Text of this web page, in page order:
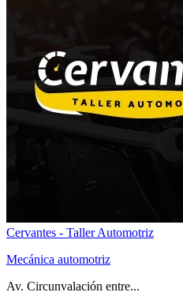
Cervantes - Taller Automotriz
Mecánica automotriz
Av. Circunvalación entre...